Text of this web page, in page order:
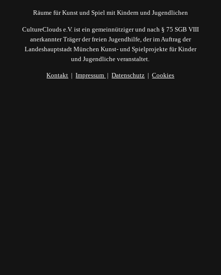
Räume für Kunst und Spiel mit Kindern und Jugendlichen
CultureClouds e.V. ist ein gemeinnütziger und nach § 75 SGB VIII
anerkannter Träger der freien Jugendhilfe, der im Auftrag der
Landeshauptstadt München Kunst- und Spielprojekte für Kinder
und Jugendliche veranstaltet.
Kontakt |Impressum |Datenschutz |Cookies